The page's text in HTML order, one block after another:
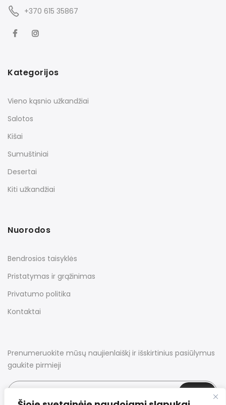
+370 615 35867
Kategorijos
Vieno kąsnio užkandžiai
Salotos
Kišai
Sumuštiniai
Desertai
Kiti užkandžiai
Nuorodos
Bendrosios taisyklės
Pristatymas ir grąžinimas
Privatumo politika
Kontaktai
Prenumeruokite mūsų naujienlaiškį ir išskirtinius pasiūlymus
gaukite pirmieji